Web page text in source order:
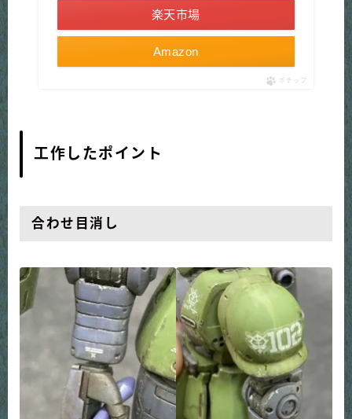
Amazon
楽天市場
ポチップ
工作したポイント
合わせ目消し